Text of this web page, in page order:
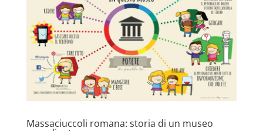
Massaciuccoli romana: storia di un museo